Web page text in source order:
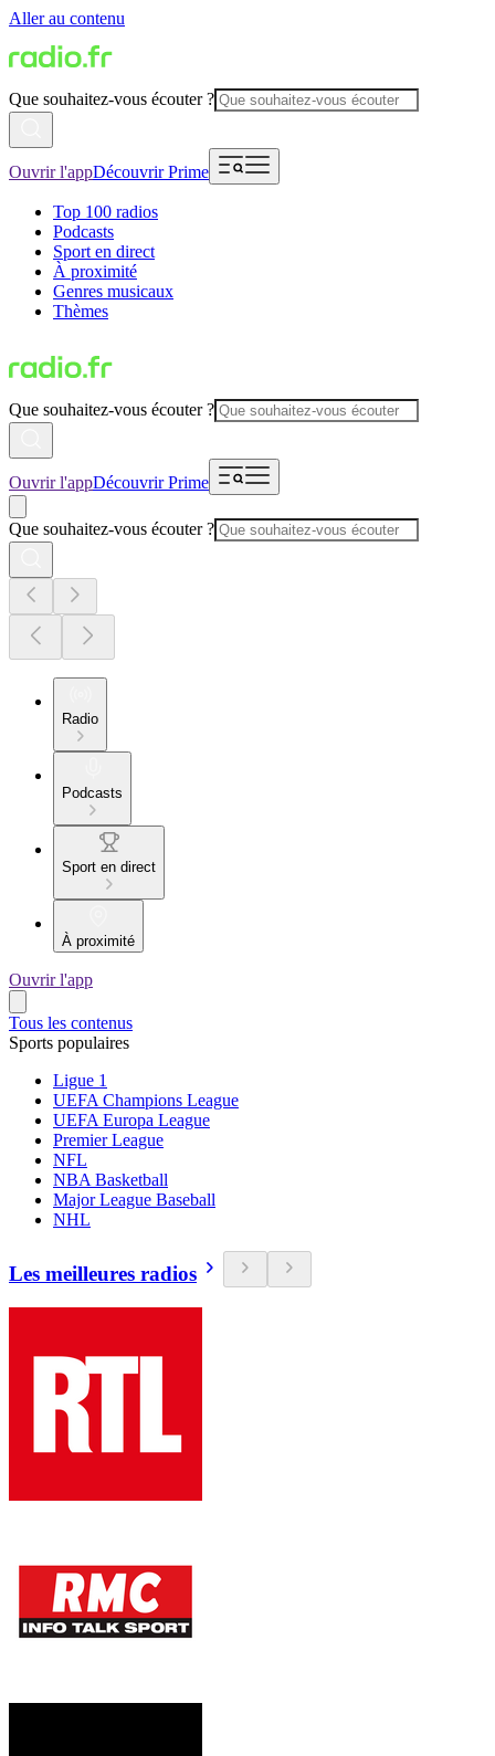
Aller au contenu
Que souhaitez-vous écouter ?
Ouvrir l'appDécouvrir Prime
Top 100 radios
Podcasts
Sport en direct
À proximité
Genres musicaux
Thèmes
Que souhaitez-vous écouter ?
Ouvrir l'appDécouvrir Prime
Que souhaitez-vous écouter ?
Radio
Podcasts
Sport en direct
À proximité
Ouvrir l'app
Tous les contenus
Sports populaires
Ligue 1
UEFA Champions League
UEFA Europa League
Premier League
NFL
NBA Basketball
Major League Baseball
NHL
Les meilleures radios